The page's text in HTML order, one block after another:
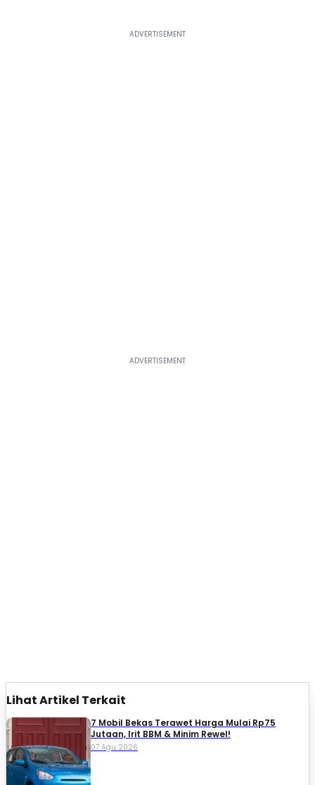
Lihat Artikel Terkait
7 Mobil Bekas Terawet Harga Mulai Rp75
Jutaan, Irit BBM & Minim Rewel!
07 Agu 2026